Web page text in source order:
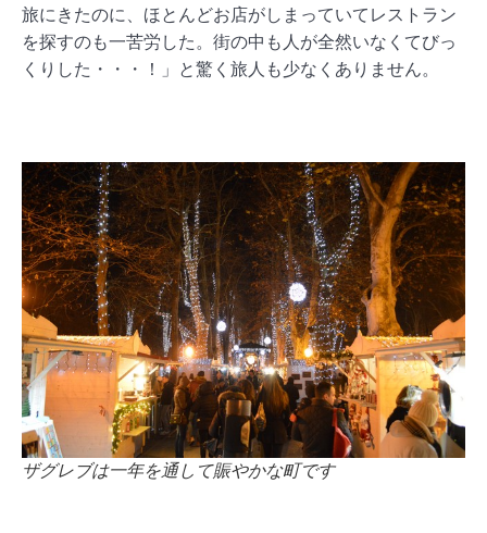
旅にきたのに、ほとんどお店がしまっていてレストラン
を探すのも一苦労した。街の中も人が全然いなくてびっ
くりした・・・！」と驚く旅人も少なくありません。
ザグレブは一年を通して賑やかな町です